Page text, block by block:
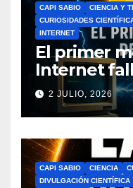
CAPI SABIO
CIENCIA Y
CURIOSIDADES
INTERNET
El primer
Internet
historia de
cambió el
2 JULIO, 2026
CAPI SABIO CIENCIA
DIVULGACIÓN CIENTÍFICA